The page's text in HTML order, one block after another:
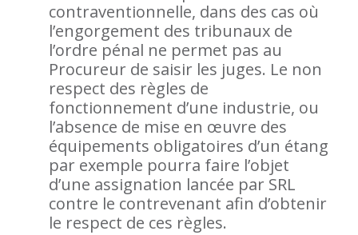
contraventionnelle, dans des cas où
l’engorgement des tribunaux de
l’ordre pénal ne permet pas au
Procureur de saisir les juges. Le non
respect des règles de
fonctionnement d’une industrie, ou
l’absence de mise en œuvre des
équipements obligatoires d’un étang
par exemple pourra faire l’objet
d’une assignation lancée par SRL
contre le contrevenant afin d’obtenir
le respect de ces règles.